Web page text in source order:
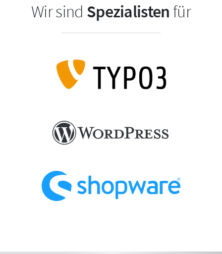
Wir sind Spezialisten für